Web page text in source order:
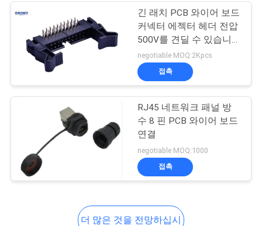
이
PRIVACY
긴 래치 PCB 와이어 보드
커넥터 에젝터 헤더 전압
500V를 견딜 수 있습니
다
negotiable MOQ:2Kpcs
접촉
RJ45 네트워크 패널 방
수 8 핀 PCB 와이어 보드
연결
negotiable MOQ:1000
접촉
더 많은 것을 전망하십시